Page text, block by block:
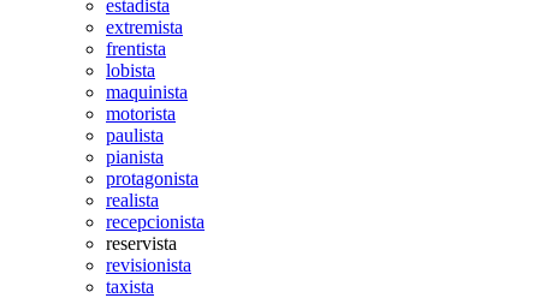
estadista
extremista
frentista
lobista
maquinista
motorista
paulista
pianista
protagonista
realista
recepcionista
reservista
revisionista
taxista